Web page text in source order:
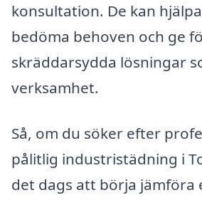
konsultation. De kan
bedöma behoven och ge
skräddarsydda lösningar
verksamhet.
Så, om du söker efter
pålitlig industristädning i
det dags att börja jämföra